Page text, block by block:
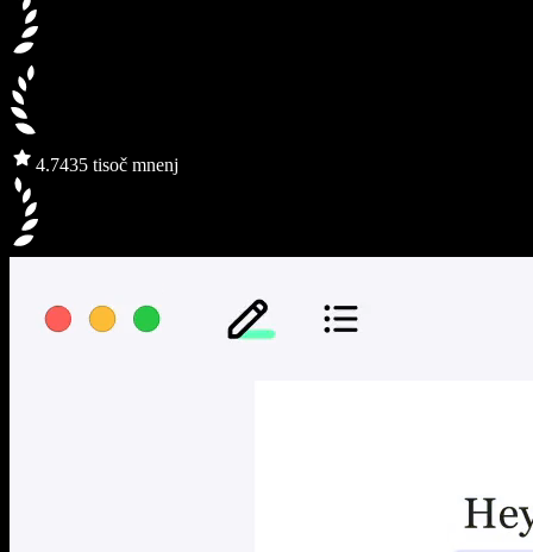
4.7435 tisoč mnenj